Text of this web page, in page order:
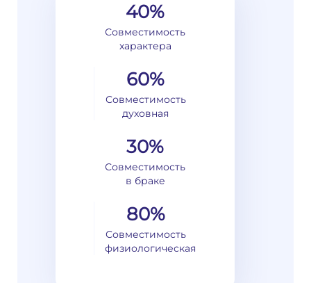
40%
Совместимость
характера
60%
Совместимость
духовная
30%
Совместимость
в браке
80%
Совместимость
физиологическая